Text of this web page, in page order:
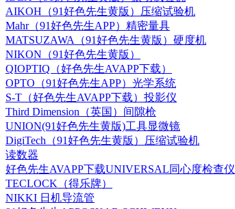
AIKOH（91好色先生黄版）压缩试验机
Mahr（91好色先生APP）精密量具
MATSUZAWA（91好色先生黄版）硬度机
NIKON（91好色先生黄版）
QIOPTIQ（好色先生AVAPP下载）
OPTO（91好色先生APP）光学系统
S-T（好色先生AVAPP下载）投影仪
Third Dimension（英国）间隙枪
UNION(91好色先生黄版)工具显微镜
DigiTech（91好色先生黄版）压缩试验机
读数器
好色先生AVAPP下载UNIVERSAL同心度检查仪
TECLOCK（得乐牌）
NIKKI 日机导流管